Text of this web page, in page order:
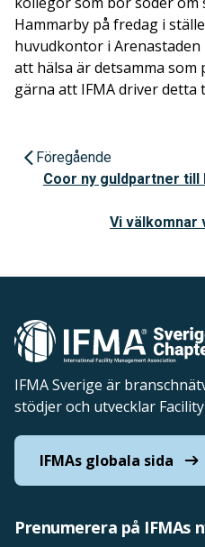
Hammarby på fredag i
huvudkontor i
att hälsa är detsamma
gärna att IFMA driver detta
Föregående
Coor ny guldpartner till
Vi välkomnar
IFMA Sverige är
stödjer och utvecklar
IFMAs globala sida
Prenumerera på IFMAs